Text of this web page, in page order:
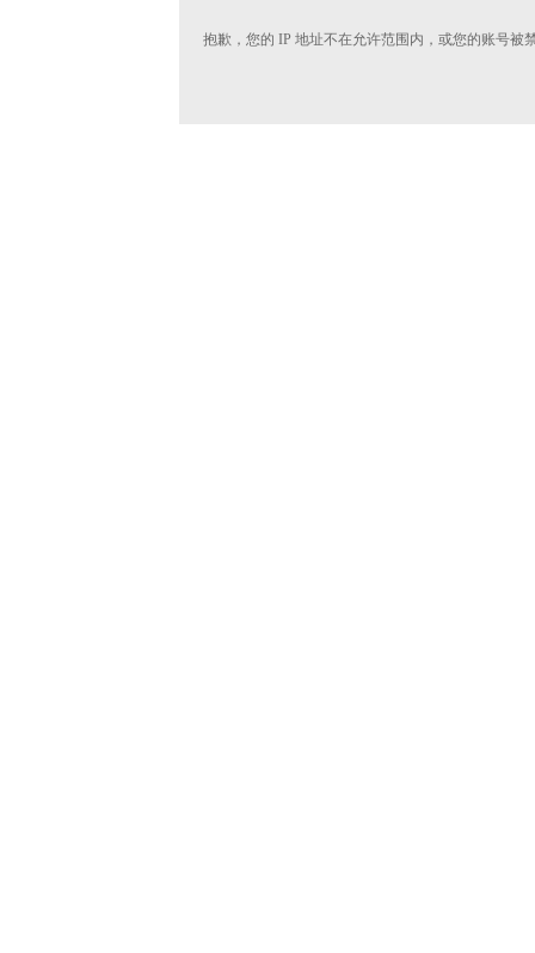
抱歉，您的 IP 地址不在允许范围内，或您的账号被